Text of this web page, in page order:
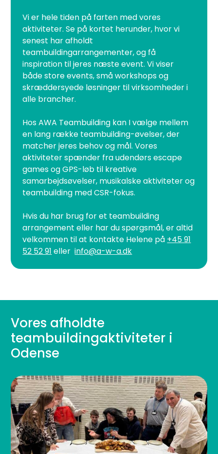
Vi er hele tiden på farten med vores
aktiviteter. Se på kortet herunder, hvor vi
senest har afholdt
teambuildingarrangementer, og få
inspiration til jeres næste event. Vi viser
både store events, små workshops og
skræddersyede løsninger til virksomheder i
alle brancher.
Hos AWA Teambuilding kan I vælge mellem
en lang række teambuilding-øvelser, der
matcher jeres behov og mål. Vores
aktiviteter spænder fra udendørs escape
games og GPS-løb til kreative
samarbejdsøvelser, musikalske aktiviteter og
teambuilding med CSR-fokus.
Hvis du har brug for et teambuilding
arrangement eller har du spørgsmål, er altid
velkommen til at kontakte Helene på +45 91
52 52 91 ellerinfo@a-w-a.dk
Vores afholdte
teambuildingaktiviteter i
Odense